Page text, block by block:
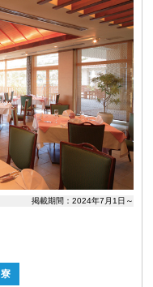
掲載期間：2024年7月1日～
寮